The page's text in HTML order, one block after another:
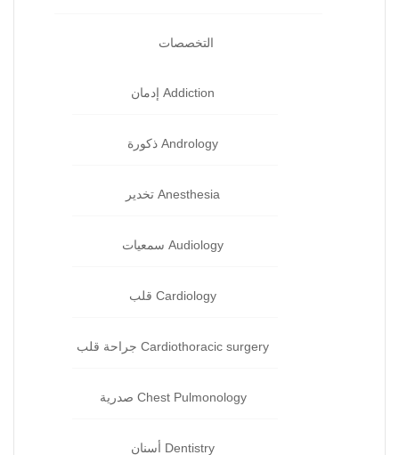
التخصصات
Addiction إدمان‏
Andrology ذكورة‏
Anesthesia تخدير‏
Audiology سمعيات
Cardiology قلب‏
Cardiothoracic surgery جراحة قلب
Chest Pulmonology صدرية
Dentistry أسنان‏